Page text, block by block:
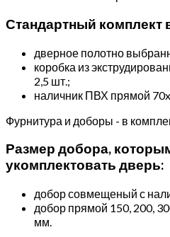
Стандартный комплект
дверное полотно
коробка из
2,5 шт.;
наличник ПВХ прямой
Фурнитура и доборы - в
Размер добора,
укомплектовать дверь:
добор совмещеный с
добор прямой 150, 200,
мм.